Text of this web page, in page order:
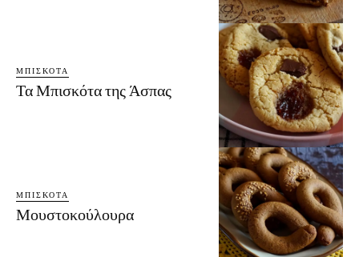
ΜΠΙΣΚΌΤΑ
Τα Μπισκότα της Άσπας
ΜΠΙΣΚΌΤΑ
Μουστοκούλουρα